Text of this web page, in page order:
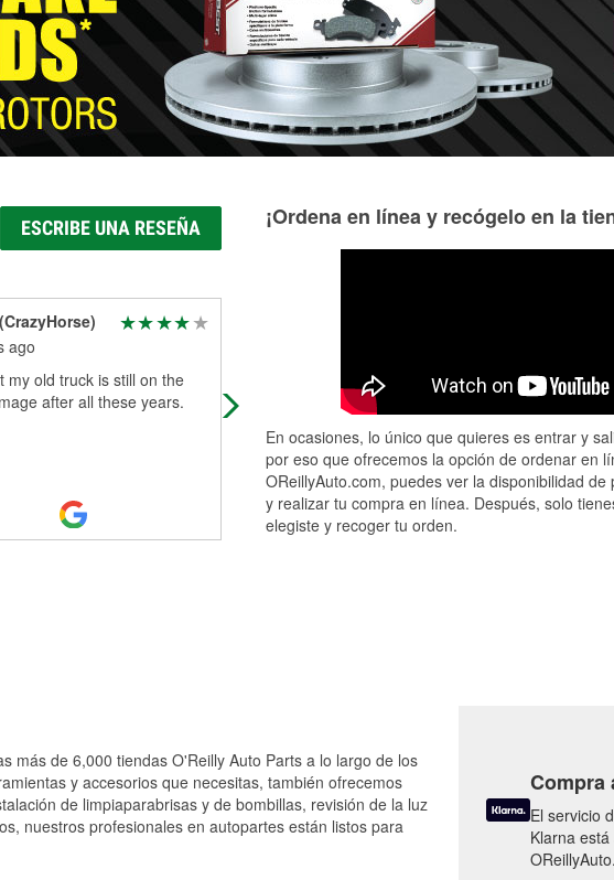
ESCRIBE UNA RESEÑA
ago
my old truck is still on the
after all these years.
Great service and helpful
Very
visit
¡Ordena en línea y recógelo en la
En ocasiones, lo único que quieres es entrar y
por eso que ofrecemos la opción de ordenar en
OReillyAuto.com, puedes ver la disponibilidad
y realizar tu compra en línea. Después, solo
elegiste y recoger tu orden.
más de 6,000 tiendas O'Reilly Auto Parts a lo largo de los
y accesorios que necesitas, también ofrecemos
de limpiaparabrisas y de bombillas, revisión de la luz
nuestros profesionales en autopartes están listos para
Compra
El servicio
Klarna